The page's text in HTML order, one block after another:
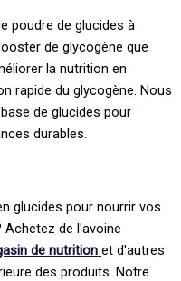
poudre de glucides à
de glycogène que
la nutrition en
rapide du glycogène. Nous
de glucides pour
durables.
glucides pour nourrir vos
de l'avoine
de nutrition et d'autres
des produits. Notre